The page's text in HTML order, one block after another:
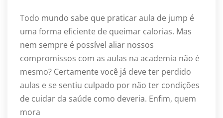
Todo mundo sabe que praticar aula de jump é
uma forma eficiente de queimar calorias. Mas
nem sempre é possível aliar nossos
compromissos com as aulas na academia não é
mesmo? Certamente você já deve ter perdido
aulas e se sentiu culpado por não ter condições
de cuidar da saúde como deveria. Enfim, quem
mora